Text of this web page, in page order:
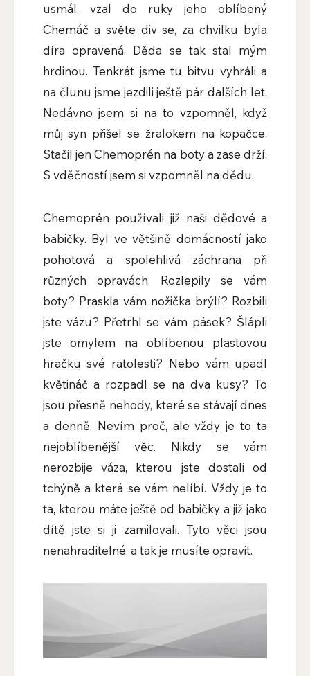
usmál, vzal do ruky jeho oblíbený
Chemáč a světe div se, za chvilku byla
díra opravená. Děda se tak stal mým
hrdinou. Tenkrát jsme tu bitvu vyhráli a
na člunu jsme jezdili ještě pár dalších let.
Nedávno jsem si na to vzpomněl, když
můj syn přišel se žralokem na kopačce.
Stačil jen Chemoprén na boty a zase drží.
S vděčností jsem si vzpomněl na dědu.
Chemoprén používali již naši dědové a
babičky. Byl ve většině domácností jako
pohotová a spolehlivá záchrana při
různých opravách. Rozlepily se vám
boty? Praskla vám nožička brýlí? Rozbili
jste vázu? Přetrhl se vám pásek? Šlápli
jste omylem na oblíbenou plastovou
hračku své ratolesti? Nebo vám upadl
květináč a rozpadl se na dva kusy? To
jsou přesně nehody, které se stávají dnes
a denně. Nevím proč, ale vždy je to ta
nejoblíbenější věc. Nikdy se vám
nerozbije váza, kterou jste dostali od
tchýně a která se vám nelíbí. Vždy je to
ta, kterou máte ještě od babičky a již jako
dítě jste si ji zamilovali. Tyto věci jsou
nenahraditelné, a tak je musíte opravit.